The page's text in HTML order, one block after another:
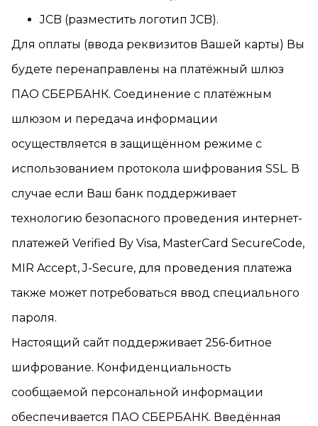
JCB (разместить логотип JCB).
Для оплаты (ввода реквизитов Вашей карты) Вы
будете перенаправлены на платёжный шлюз
ПАО СБЕРБАНК. Соединение с платёжным
шлюзом и передача информации
осуществляется в защищённом режиме с
использованием протокола шифрования SSL. В
случае если Ваш банк поддерживает
технологию безопасного проведения интернет-
платежей Verified By Visa, MasterCard SecureCode,
MIR Accept, J-Secure, для проведения платежа
также может потребоваться ввод специального
пароля.
Настоящий сайт поддерживает 256-битное
шифрование. Конфиденциальность
сообщаемой персональной информации
обеспечивается ПАО СБЕРБАНК. Введённая